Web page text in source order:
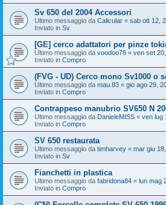
Sv 650 del 2004 Accessori
Ultimo messaggio da Calicular « sab ott 12,
Inviato in Sv
[GE] cerco adattatori per pinze
Ultimo messaggio da voodoo78 « ven set
Inviato in Compro
(FVG - UD) Cerco mono Sv1000 o
Ultimo messaggio da mau.83 « gio ago 29,
Inviato in Compro
Contrappeso manubrio SV650 N
Ultimo messaggio da DanieleMISS « ven lug
Inviato in Compro
SV 650 restaurata
Ultimo messaggio da timharvey « mar giu
Inviato in Sv
Fianchetti in plastica
Ultimo messaggio da fabridona84 « lun mag
Inviato in Compro